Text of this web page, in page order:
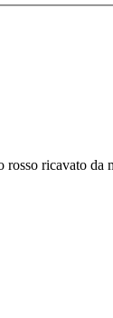
ricavato